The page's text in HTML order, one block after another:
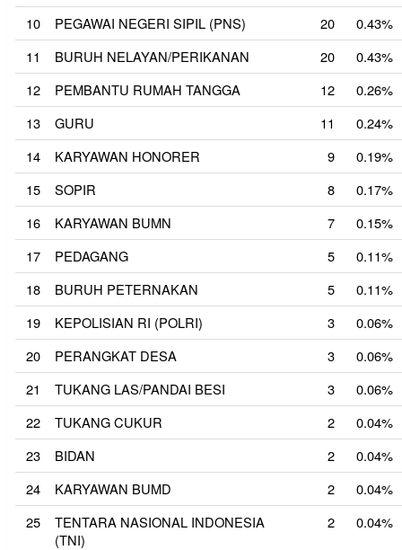
10
PEGAWAI NEGERI SIPIL (PNS) 20
0.43%
11
BURUH NELAYAN/PERIKANAN 20
0.43%
12
PEMBANTU RUMAH TANGGA 12
0.26%
13
GURU 11
0.24%
14
KARYAWAN HONORER 9
0.19%
15
SOPIR 8
0.17%
16
KARYAWAN BUMN 7
0.15%
17
PEDAGANG 5
0.11%
18
BURUH PETERNAKAN 5
0.11%
19
KEPOLISIAN RI (POLRI) 3
0.06%
20
PERANGKAT DESA 3
0.06%
21
TUKANG LAS/PANDAI BESI 3
0.06%
22
TUKANG CUKUR 2
0.04%
23
BIDAN 2
0.04%
24
KARYAWAN BUMD 2
0.04%
25
TENTARA NASIONAL INDONESIA
(TNI)
2 0.04%